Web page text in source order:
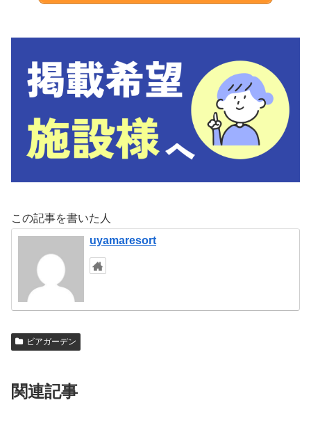
この記事を書いた人
uyamaresort
ビアガーデン
関連記事